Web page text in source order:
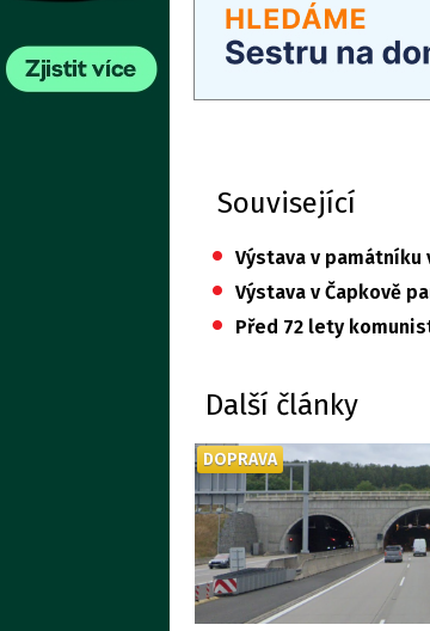
Související
• Výstava v
• Výstava v Čapkově
• Před 72 lety
Další články
DOPRAVA